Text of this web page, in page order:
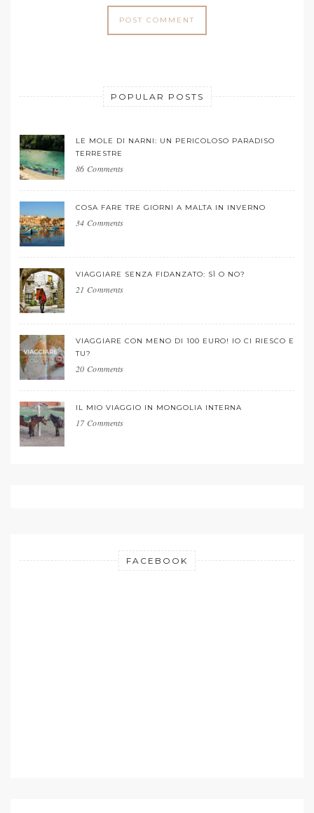
POPULAR POSTS
LE MOLE DI NARNI: UN PERICOLOSO PARADISO
TERRESTRE
86 Comments
COSA FARE TRE GIORNI A MALTA IN INVERNO
34 Comments
VIAGGIARE SENZA FIDANZATO: SÌ O NO?
21 Comments
VIAGGIARE CON MENO DI 100 EURO! IO CI RIESCO E
TU?
20 Comments
IL MIO VIAGGIO IN MONGOLIA INTERNA
17 Comments
FACEBOOK